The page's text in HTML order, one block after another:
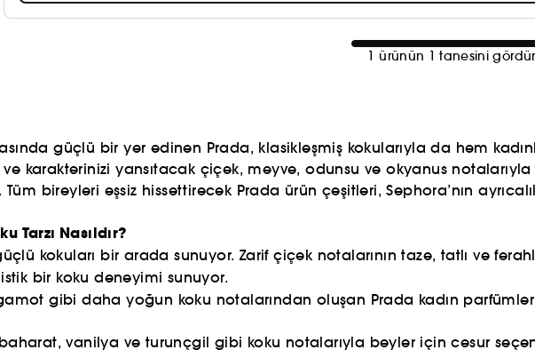
1 ürünün 1 tanesini
güçlü bir yer edinen Prada, klasikleşmiş kokularıyla da hem
karakterinizi yansıtacak çiçek, meyve, odunsu ve okyanus
bireyleri eşsiz hissettirecek Prada ürün çeşitleri, Sephora’nın
Tarzı Nasıldır?
kokuları bir arada sunuyor. Zarif çiçek notalarının taze, tatlı ve
bir koku deneyimi sunuyor.
gibi daha yoğun koku notalarından oluşan Prada kadın
vanilya ve turunçgil gibi koku notalarıyla beyler için cesur